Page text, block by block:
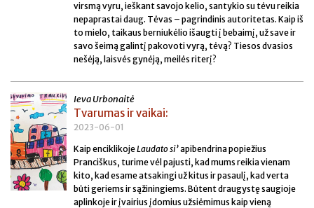
virsmą vyru, ieškant savojo kelio, santykio su tėvu reikia
nepaprastai daug. Tėvas – pagrindinis autoritetas. Kaip iš
to mielo, taikaus berniukėlio išaugti į bebaimį, už save ir
savo šeimą galintį pakovoti vyrą, tėvą? Tiesos dvasios
nešėją, laisvės gynėją, meilės riterį?
Ieva Urbonaitė
Tvarumas ir vaikai:
2023-06-01
Kaip enciklikojeLaudato si’apibendrina popiežius
Pranciškus, turime vėl pajusti, kad mums reikia vienam
kito, kad esame atsakingi už kitus ir pasaulį, kad verta
būti geriems ir sąžiningiems. Būtent draugystę saugioje
aplinkoje ir įvairius įdomius užsiėmimus kaip vieną